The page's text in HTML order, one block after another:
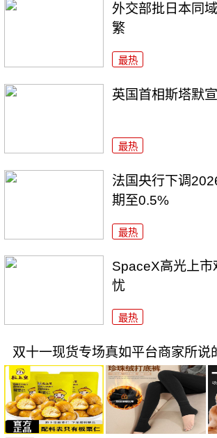
外交部批日本同
繁
最热
英国首相斯塔默
最热
法国央行下调
期至0.5%
最热
SpaceX高光上市
忧
最热
双十一现货专场真如平台商家所说